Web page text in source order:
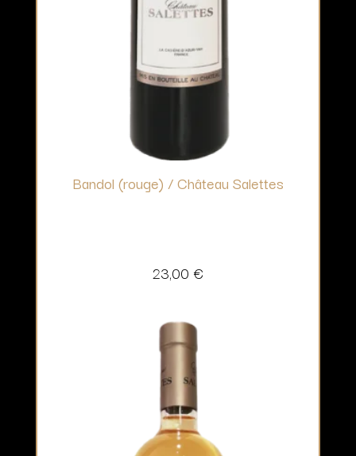
Bandol (rouge) / Château Salettes
23,00 €